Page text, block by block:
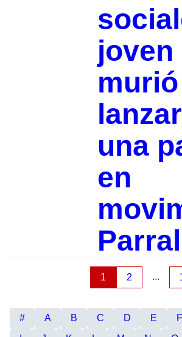
joven
una
en
Parral
1 2 ...
# A B C D E F